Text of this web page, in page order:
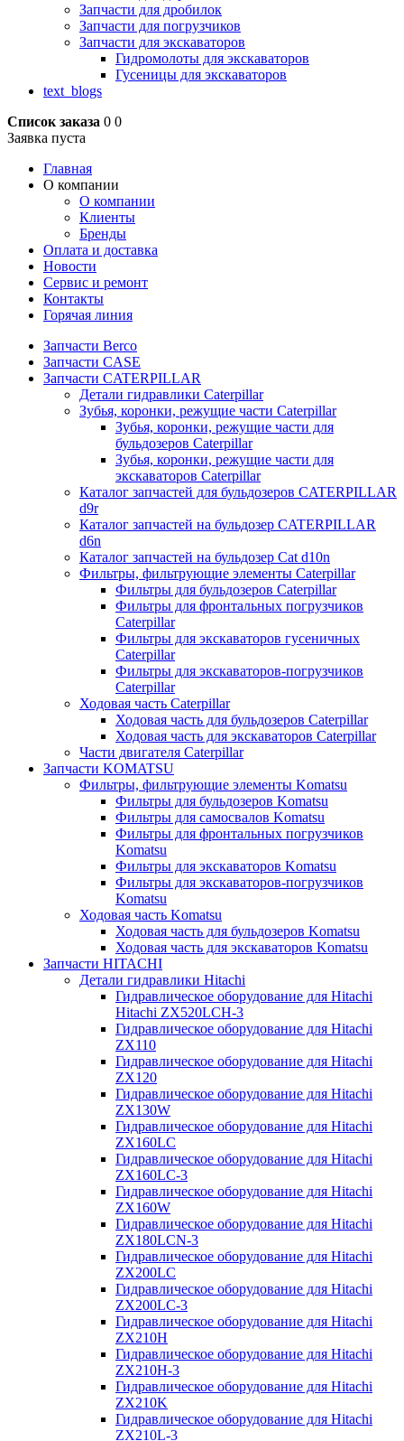
Запчасти для дробилок
Запчасти для погрузчиков
Запчасти для экскаваторов
Гидромолоты для экскаваторов
Гусеницы для экскаваторов
text_blogs
Список заказа 0 0
Заявка пуста
Главная
О компании
О компании
Клиенты
Бренды
Оплата и доставка
Новости
Сервис и ремонт
Контакты
Горячая линия
Запчасти Berco
Запчасти CASE
Запчасти CATERPILLAR
Детали гидравлики Caterpillar
Зубья, коронки, режущие части Caterpillar
Зубья, коронки, режущие части для
бульдозеров Caterpillar
Зубья, коронки, режущие части для
экскаваторов Caterpillar
Каталог запчастей для бульдозеров CATERPILLAR
d9r
Каталог запчастей на бульдозер CATERPILLAR
d6n
Каталог запчастей на бульдозер Сat d10n
Фильтры, фильтрующие элементы Caterpillar
Фильтры для бульдозеров Caterpillar
Фильтры для фронтальных погрузчиков
Caterpillar
Фильтры для экскаваторов гусеничных
Caterpillar
Фильтры для экскаваторов-погрузчиков
Caterpillar
Ходовая часть Caterpillar
Ходовая часть для бульдозеров Caterpillar
Ходовая часть для экскаваторов Caterpillar
Части двигателя Caterpillar
Запчасти KOMATSU
Фильтры, фильтрующие элементы Komatsu
Фильтры для бульдозеров Komatsu
Фильтры для самосвалов Komatsu
Фильтры для фронтальных погрузчиков
Komatsu
Фильтры для экскаваторов Komatsu
Фильтры для экскаваторов-погрузчиков
Komatsu
Ходовая часть Komatsu
Ходовая часть для бульдозеров Komatsu
Ходовая часть для экскаваторов Komatsu
Запчасти HITACHI
Детали гидравлики Hitachi
Гидравлическое оборудование для Hitachi
Hitachi ZX520LCH-3
Гидравлическое оборудование для Hitachi
ZX110
Гидравлическое оборудование для Hitachi
ZX120
Гидравлическое оборудование для Hitachi
ZX130W
Гидравлическое оборудование для Hitachi
ZX160LC
Гидравлическое оборудование для Hitachi
ZX160LC-3
Гидравлическое оборудование для Hitachi
ZX160W
Гидравлическое оборудование для Hitachi
ZX180LCN-3
Гидравлическое оборудование для Hitachi
ZX200LC
Гидравлическое оборудование для Hitachi
ZX200LC-3
Гидравлическое оборудование для Hitachi
ZX210H
Гидравлическое оборудование для Hitachi
ZX210H-3
Гидравлическое оборудование для Hitachi
ZX210K
Гидравлическое оборудование для Hitachi
ZX210L-3